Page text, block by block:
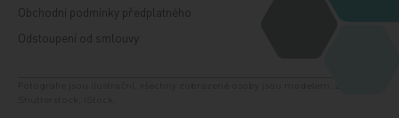
Obchodní podmínky předplatného
Odstoupení od smlouvy